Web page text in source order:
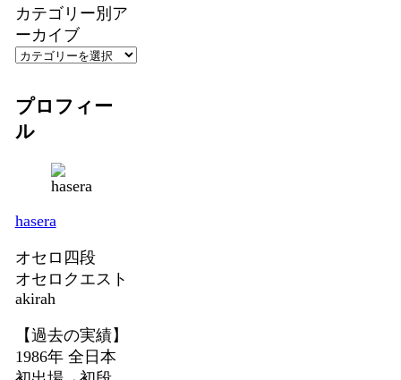
カテゴリー別ア
ーカイブ
プロフィー
ル
hasera
オセロ四段
オセロクエスト
akirah
【過去の実績】
1986年 全日本